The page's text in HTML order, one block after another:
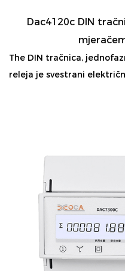
Dac4120c DIN
The DIN tračnica,
releja je svestrani